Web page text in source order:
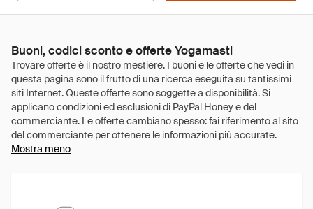
Buoni, codici sconto e offerte Yogamasti
Mostra meno